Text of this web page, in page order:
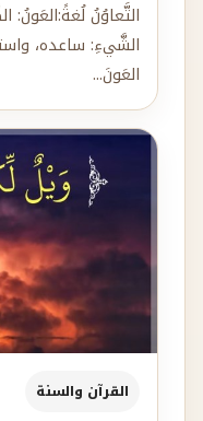
التَّعاوُنُ لُغةً:العَونُ:
الشَّيءِ: ساعده،
العَونَ...
القرآن والسنة